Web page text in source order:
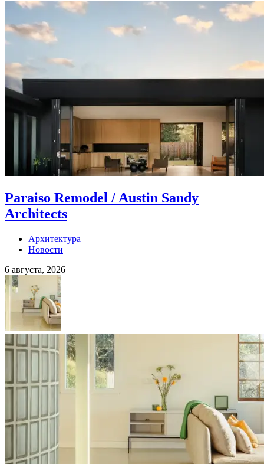
Paraiso Remodel / Austin Sandy
Architects
Архитектура
Новости
6 августа, 2026